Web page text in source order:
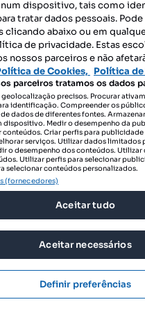
nos
SIGA-NOS:
DESCARREGAR NA:
© 2026 Imovirtual.com, OLX
TERMOS DE UTILIZAÇÃO
POLÍTICA DE PRIVACIDADE
CONFIGURAÇÕES DE
dispositivo, tais como
tratar dados pessoais.
clicando abaixo ou em
de privacidade. Estas
nossos parceiros e não
de Cookies, Política
parceiros tratamos os dados
precisos. Procurar
identificação. Compreender os
dados de diferentes fontes.
dispositivo. Medir o desempenho da
conteúdos. Criar perfis para
serviços. Utilizar dados limitados
o desempenho dos conteúdos.
Utilizar perfis para selecionar
selecionar conteúdos personalizados.
(fornecedores)
Aceitar tudo
Aceitar necessários
Definir preferências